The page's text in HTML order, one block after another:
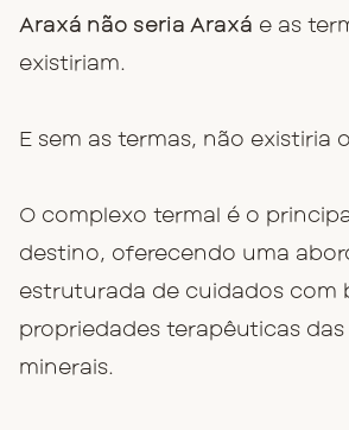
Araxá não seria Araxá e as
existiriam.
E sem as termas, não existiria
O complexo termal é o
destino, oferecendo uma
estruturada de cuidados com
propriedades terapêuticas
minerais.